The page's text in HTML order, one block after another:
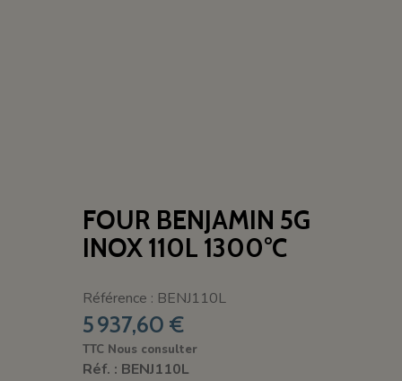
FOUR BENJAMIN 5G
INOX 110L 1300°C
Référence : BENJ110L
5 937,60 €
TTC Nous consulter
Réf. : BENJ110L